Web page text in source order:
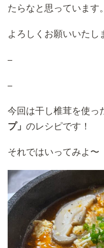
たらなと思っています。
よろしくお願いいたし
–
–
今回は干し椎茸を使っ
プ」 のレシピです！
それではいってみよ〜